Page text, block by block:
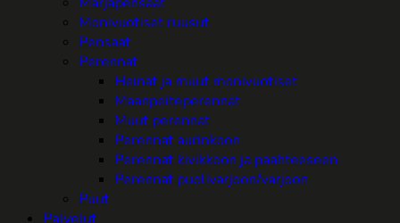
Monivuotiset ruusut
Pensaat
Perennat
Heinät ja muut monivuotiset
Maanpeiteperennat
Muut perennat
Perennat aurinkoon
Perennat kivikkoon ja paahteeseen
Perennat puolivarjoon/varjoon
Puut
Palvelut